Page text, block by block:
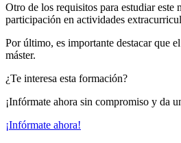
Otro de los requisitos para estudiar
participación en actividades
Por último, es importante destacar que
máster.
¿Te interesa esta formación?
¡Infórmate ahora sin compromiso y da
¡Infórmate ahora!